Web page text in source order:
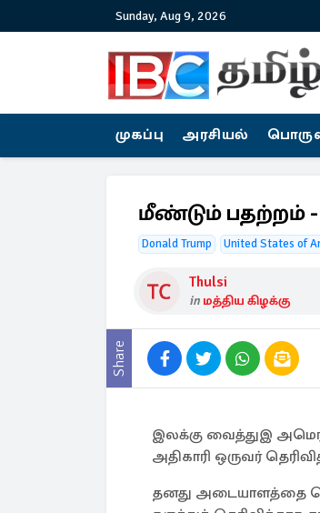
Sunday, Aug 9, 2026
முகப்பு அரசியல்
மீண்டும் பதற்றம் -
Donald Trump United States of
Thulsi
in மத்திய கிழக்கு
Share
இலக்கு வைத்துஇ
அதிகாரி ஒருவர்
தனது அடையாளத்தை